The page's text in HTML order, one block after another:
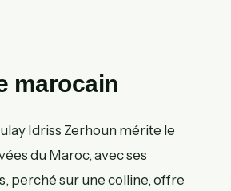
marocain
Idriss Zerhoun mérite le
du Maroc, avec ses
perché sur une colline, offre